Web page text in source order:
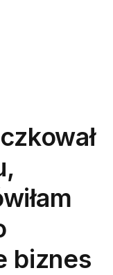
biznes